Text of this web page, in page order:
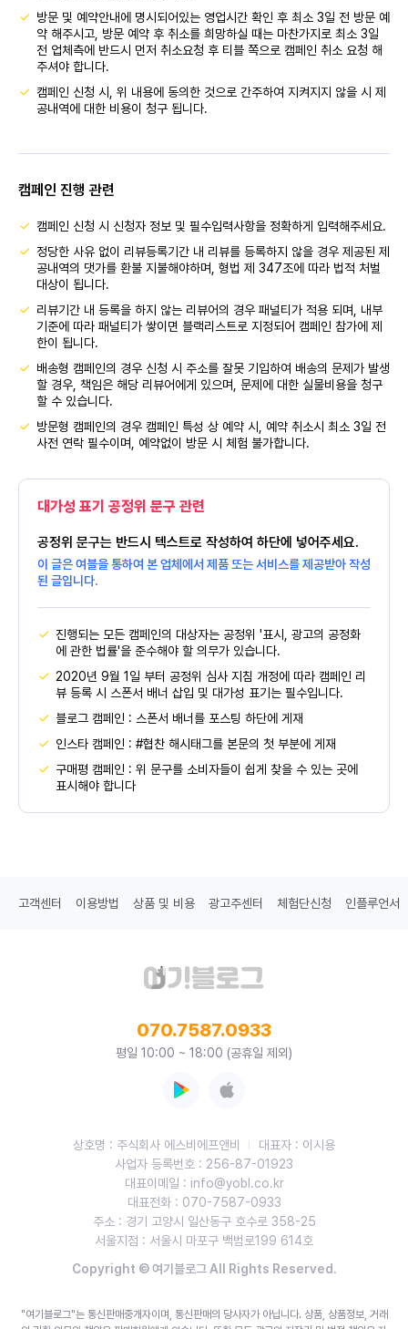
방문 및 예약안내에 명시되어있는 영업시간 확인 후 최소 3일 전 방문 예
약 해주시고, 방문 예약 후 취소를 희망하실 때는 마찬가지로 최소 3일
전 업체측에 반드시 먼저 취소요청 후 티블 쪽으로 캠페인 취소 요청 해
주셔야 합니다.
캠페인 신청 시, 위 내용에 동의한 것으로 간주하여 지켜지지 않을 시 제
공내역에 대한 비용이 청구 됩니다.
캠페인 진행 관련
캠페인 신청 시 신청자 정보 및 필수입력사항을 정확하게 입력해주세요.
정당한 사유 없이 리뷰등록기간 내 리뷰를 등록하지 않을 경우 제공된 제
공내역의 댓가를 환불 지불해야하며, 형법 제 347조에 따라 법적 처벌
대상이 됩니다.
리뷰기간 내 등록을 하지 않는 리뷰어의 경우 패널티가 적용 되며, 내부
기준에 따라 패널티가 쌓이면 블랙리스트로 지정되어 캠페인 참가에 제
한이 됩니다.
배송형 캠페인의 경우 신청 시 주소를 잘못 기입하여 배송의 문제가 발생
할 경우, 책임은 해당 리뷰어에게 있으며, 문제에 대한 실물비용을 청구
할 수 있습니다.
방문형 캠페인의 경우 캠페인 특성 상 예약 시, 예약 취소시 최소 3일 전
사전 연락 필수이며, 예약없이 방문 시 체험 불가합니다.
대가성 표기 공정위 문구 관련
공정위 문구는 반드시 텍스트로 작성하여 하단에 넣어주세요.
이 글은 여블을 통하여 본 업체에서 제품 또는 서비스를 제공받아 작성
된 글입니다.
진행되는 모든 캠페인의 대상자는 공정위 '표시, 광고의 공정화
에 관한 법률'을 준수해야 할 의무가 있습니다.
2020년 9월 1일 부터 공정위 심사 지침 개정에 따라 캠페인 리
뷰 등록 시 스폰서 배너 삽입 및 대가성 표기는 필수입니다.
블로그 캠페인 : 스폰서 배너를 포스팅 하단에 게재
인스타 캠페인 : #협찬 해시태그를 본문의 첫 부분에 게재
구매평 캠페인 : 위 문구를 소비자들이 쉽게 찾을 수 있는 곳에
표시해야 합니다
고객센터 이용방법 상품 및 비용 광고주센터 체험단신청 인플루언서
070.7587.0933
평일 10:00 ~ 18:00 (공휴일 제외)
상호명 : 주식회사 에스비에프앤비
대표자 : 이시용
사업자 등록번호 : 256-87-01923
대표이메일 : info@yobl.co.kr
대표전화 : 070-7587-0933
주소 : 경기 고양시 일산동구 호수로 358-25
서울지점 : 서울시 마포구 백범로199 614호
Copyright © 여기블로그 All Rights Reserved.
"여기블로그"는 통신판매중개자이며, 통신판매의 당사자가 아닙니다. 상품, 상품정보, 거래